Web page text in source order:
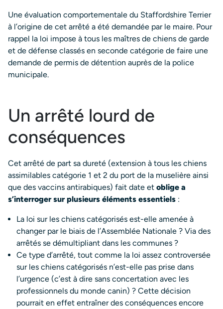
Une évaluation comportementale du Staffordshire Terrier
à l’origine de cet arrêté a été demandée par le maire. Pour
rappel la loi impose à tous les maîtres de chiens de garde
et de défense classés en seconde catégorie de faire une
demande de permis de détention auprès de la police
municipale.
Un arrêté lourd de
conséquences
Cet arrêté de part sa dureté (extension à tous les chiens
assimilables catégorie 1 et 2 du port de la muselière ainsi
que des vaccins antirabiques) fait date et oblige a
s’interroger sur plusieurs éléments essentiels :
La loi sur les chiens catégorisés est-elle amenée à
changer par le biais de l’Assemblée Nationale ? Via des
arrêtés se démultipliant dans les communes ?
Ce type d’arrêté, tout comme la loi assez controversée
sur les chiens catégorisés n’est-elle pas prise dans
l’urgence (c’est à dire sans concertation avec les
professionnels du monde canin) ? Cette décision
pourrait en effet entraîner des conséquences encore